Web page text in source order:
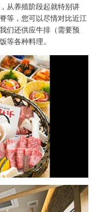
从养殖阶段起就特别讲
等，您可以尽情对比近江
们还供应牛排（需要预
等各种料理。